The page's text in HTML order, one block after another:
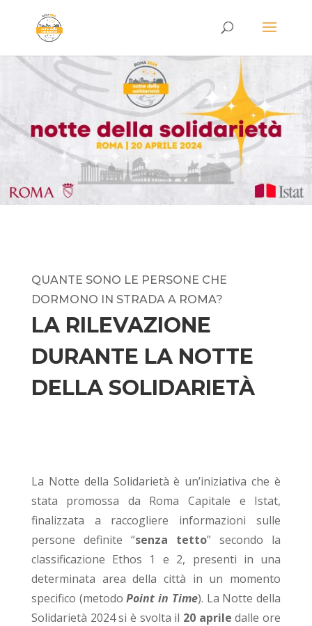
QUANTE SONO LE PERSONE CHE
DORMONO IN STRADA A ROMA?
LA RILEVAZIONE
DURANTE LA NOTTE
DELLA SOLIDARIETÀ
La Notte della Solidarietà è un’iniziativa che è
stata promossa da Roma Capitale e Istat,
finalizzata a raccogliere informazioni sulle
persone definite “senza tetto” secondo la
classificazione Ethos 1 e 2, presenti in una
determinata area della città in un momento
specifico (metodoPoint in Time). La Notte della
Solidarietà 2024 si è svolta il 20 aprile dalle ore